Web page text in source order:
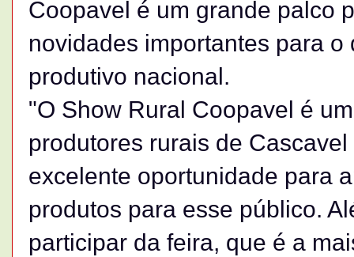
Coopavel é um grande palco
novidades importantes para
produtivo nacional.
"O Show Rural Coopavel é
produtores rurais de
excelente oportunidade para
produtos para esse público.
participar da feira, que é a